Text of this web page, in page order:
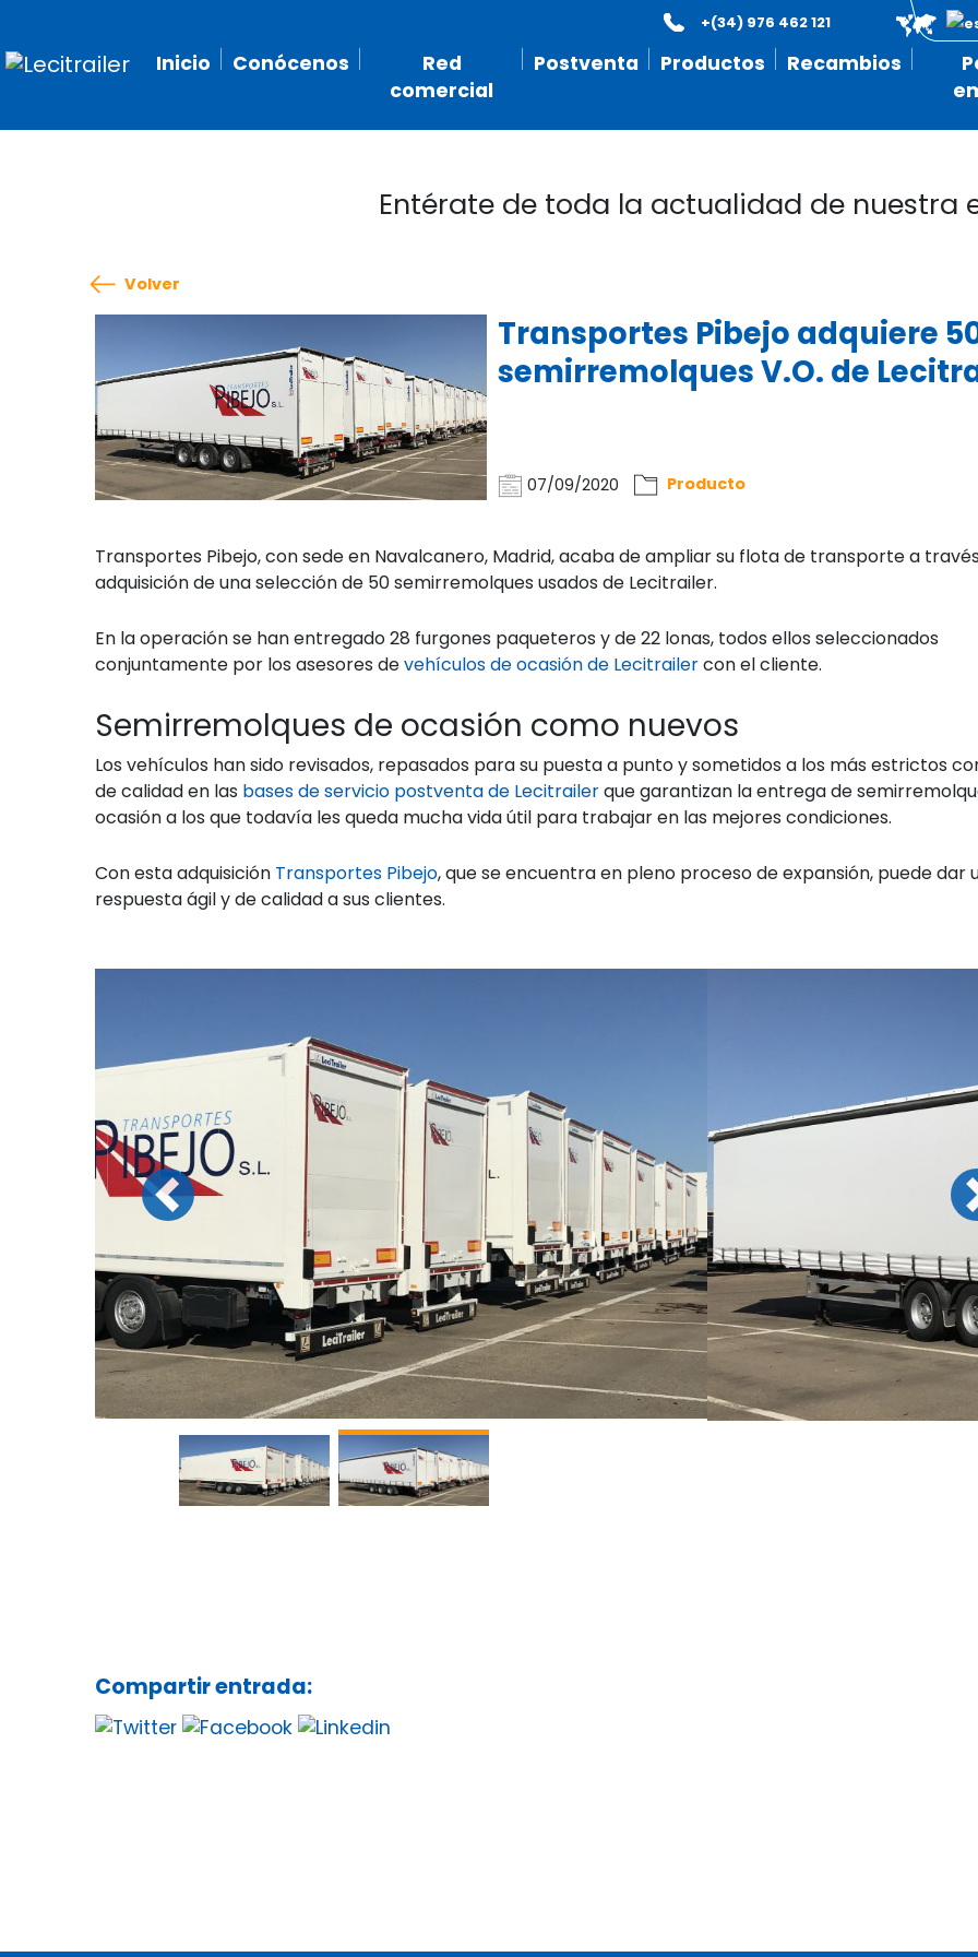
Inicio Conócenos
Red
comercial
Postventa Productos Recambios
+(34) 976 462 121
Entérate de toda la actualidad de nuestra
Volver
Transportes Pibejo adquiere
semirremolques V.O. de
07/09/2020 Producto
Transportes Pibejo, con sede en Navalcanero, Madrid, acaba de ampliar su flota de transporte a
adquisición de una selección de 50 semirremolques usados de Lecitrailer.
En la operación se han entregado 28 furgones paqueteros y de 22 lonas, todos ellos seleccionados
conjuntamente por los asesores devehículos de ocasión de Lecitrailercon el cliente.
Semirremolques de ocasión como nuevos
Los vehículos han sido revisados, repasados para su puesta a punto y sometidos a los más estrictos
de calidad en las bases de servicio postventa de Lecitrailerque garantizan la entrega de
ocasión a los que todavía les queda mucha vida útil para trabajar en las mejores condiciones.
Con esta adquisición Transportes Pibejo, que se encuentra en pleno proceso de expansión, puede dar
respuesta ágil y de calidad a sus clientes.
Previous
Compartir entrada: